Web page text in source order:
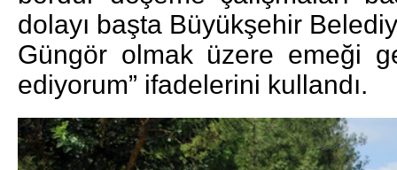
dolayı başta Büyükşehir
Güngör olmak üzere emeği
ediyorum” ifadelerini kullandı.